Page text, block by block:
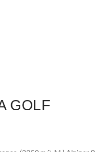
GOLF